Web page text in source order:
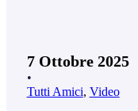
7 Ottobre 2025
•
Tutti Amici, Video